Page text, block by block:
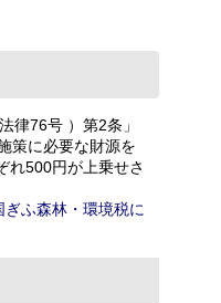
律76号 ）第2条」
策に必要な財源を
れ500円が上乗せさ
ぎふ森林・環境税に